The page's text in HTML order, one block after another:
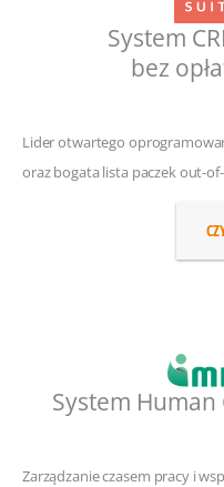
System
bez
Lider otwartego
oraz bogata lista paczek out-
System
Zarządzanie czasem pracy i